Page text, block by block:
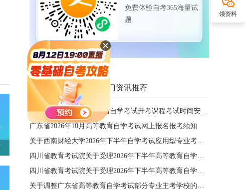
免费体验自考365海量试
题
相关资讯推荐 热门资讯推荐
关于公布2027年1月广东省自学考试开考课程考试时间安排和使用教材的通知
广东省2026年10月高等教育自学考试网上报名报考须知
关于西南财经大学2026年下半年自学考试应用型专业考籍更改办理的通知
四川省教育考试院关于受理2026年下半年高等教育自学考试省际转考申请的通告
四川省教育考试院关于受理2026年下半年高等教育自学考试考籍更改申请的通告
关于调整广东省高等教育自学考试部分专业主考学校的通知
领资料